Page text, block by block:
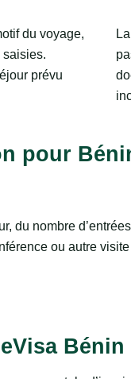
du voyage,
saisies.
prévu
pour
du nombre
ou autre
Bénin